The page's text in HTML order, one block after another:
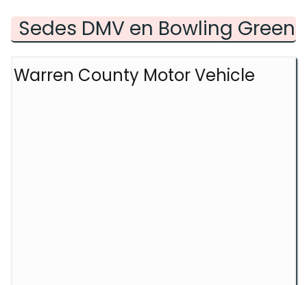
Sedes DMV en Bowling Green
Warren County Motor Vehicle